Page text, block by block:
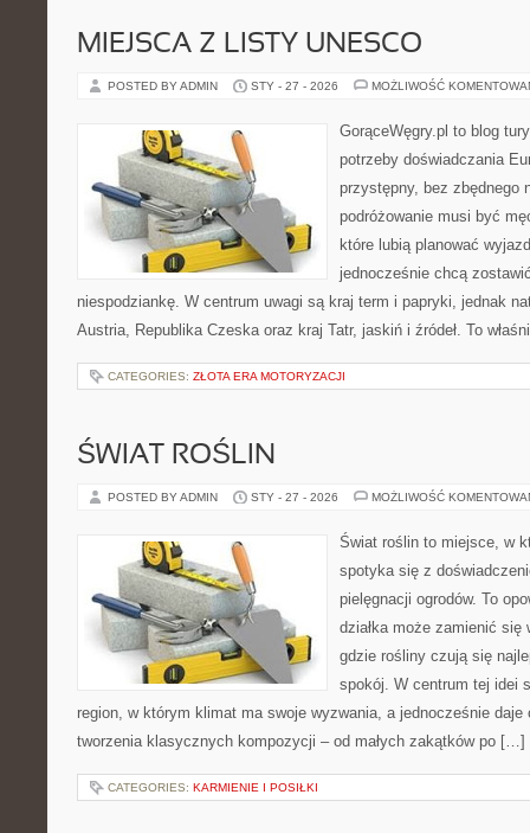
MIEJSCA Z LISTY UNESCO
POSTED BY ADMIN STY - 27 - 2026 MOŻLIWOŚĆ
GorąceWęgry.pl to blog
potrzeby doświadczania
przystępny, bez zbędnego
podróżowanie musi być
które lubią planować
jednocześnie chcą
niespodziankę. W centrum uwagi są kraj term i papryki, jednak
Austria, Republika Czeska oraz kraj Tatr, jaskiń i źródeł. To
CATEGORIES: ZŁOTA ERA MOTORYZACJI
ŚWIAT ROŚLIN
POSTED BY ADMIN STY - 27 - 2026 MOŻLIWOŚĆ
Świat roślin to miejsce, w
spotyka się z
pielęgnacji ogrodów. To
działka może zamienić się
gdzie rośliny czują się
spokój. W centrum tej idei
region, w którym klimat ma swoje wyzwania, a jednocześnie daje
tworzenia klasycznych kompozycji – od małych zakątków po […]
CATEGORIES: KARMIENIE I POSIŁKI